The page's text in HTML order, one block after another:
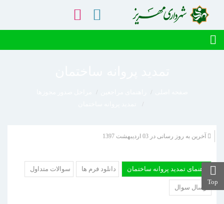
آخرین به روز رسانی در 03 ارديبهشت 1397
راهنمای تمدید پروانه ساختمان دانلود فرم ها سوالات متداول
ارسال سوال
Top